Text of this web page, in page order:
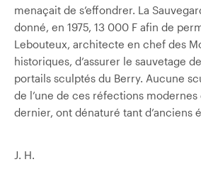
menaçait de s’effondrer. La
donné, en 1975, 13 000 F afin de
Lebouteux, architecte en chef des
historiques, d’assurer le sauvetage
portails sculptés du Berry. Aucune
de l’une de ces réfections modernes
dernier, ont dénaturé tant d’anciens
J. H.